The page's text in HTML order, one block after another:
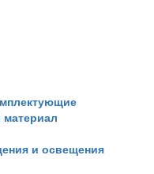
и освещения